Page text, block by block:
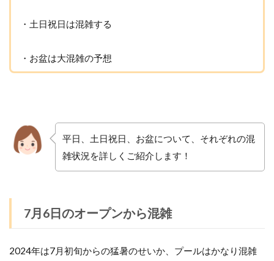
・土日祝日は混雑する
・お盆は大混雑の予想
平日、土日祝日、お盆について、それぞれの混
雑状況を詳しくご紹介します！
7月6日のオープンから混雑
2024年は7月初旬からの猛暑のせいか、プールはかなり混雑